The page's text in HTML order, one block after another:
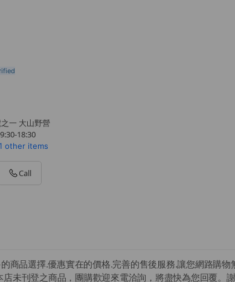
一 大山野營
18:30
other items
Call
商品選擇.優惠實在的價格.完善的售後服務.讓您網路購物
未刊登之商品，團購歡迎來電洽詢，將盡快為您回覆。